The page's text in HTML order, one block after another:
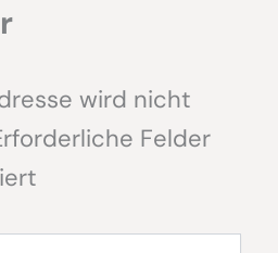
wird nicht
Felder